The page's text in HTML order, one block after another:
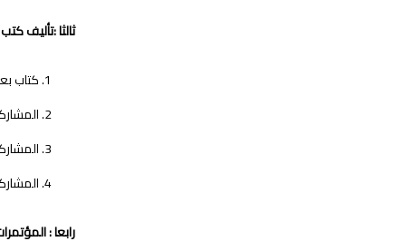
ثالثا :تأليف
كتاب
رابعا :